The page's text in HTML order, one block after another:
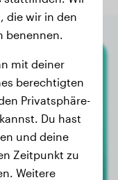
1
die wir in den
benennen.
mit deiner
berechtigten
Privatsphäre-
Du hast
und deine
Zeitpunkt zu
Weitere